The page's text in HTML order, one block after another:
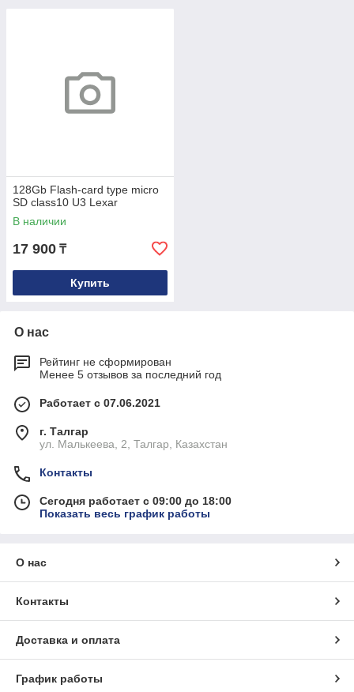
128Gb Flash-card type micro
SD class10 U3 Lexar
В наличии
17 900 ₸
Купить
О нас
Рейтинг не сформирован
Менее 5 отзывов за последний год
Работает с 07.06.2021
г. Талгар
ул. Малькеева, 2, Талгар, Казахстан
Контакты
Сегодня работает с 09:00 до 18:00
Показать весь график работы
О нас
Контакты
Доставка и оплата
График работы